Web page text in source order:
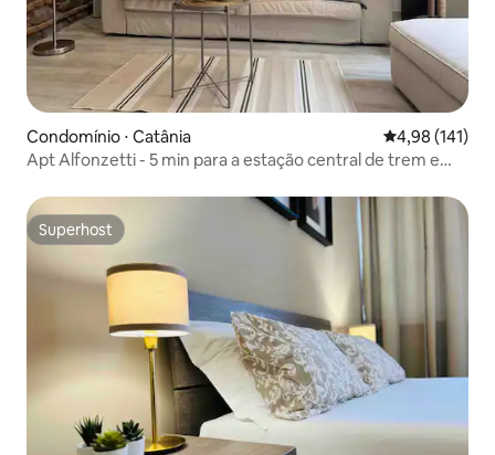
Condomínio ⋅ Catânia 4,98 de uma
4,98 (141)
Apt Alfonzetti - 5 min para a estação central de trem e
Superhost
Superhost